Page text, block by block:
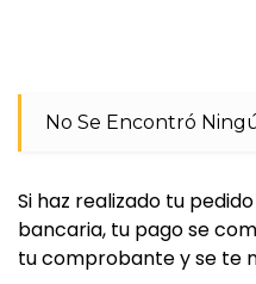
No Se Encontró
Si haz realizado tu
bancaria, tu pago se
tu comprobante y se te